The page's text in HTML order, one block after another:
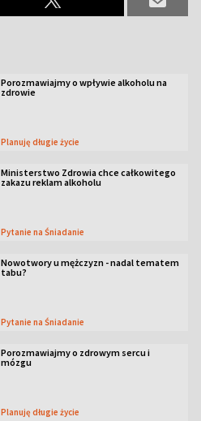
Porozmawiajmy o wpływie alkoholu na
zdrowie
Planuję długie życie
Ministerstwo Zdrowia chce całkowitego
zakazu reklam alkoholu
Pytanie na Śniadanie
Nowotwory u mężczyzn - nadal tematem
tabu?
Pytanie na Śniadanie
Porozmawiajmy o zdrowym sercu i
mózgu
Planuję długie życie